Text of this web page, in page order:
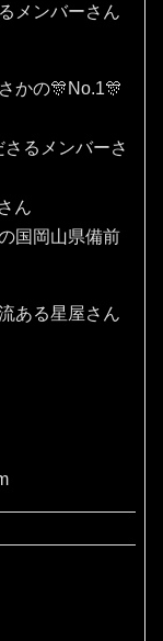
メンバーさん
かの🎊No.1🎊
るメンバーさ
ん
国岡山県備前
ある星屋さん